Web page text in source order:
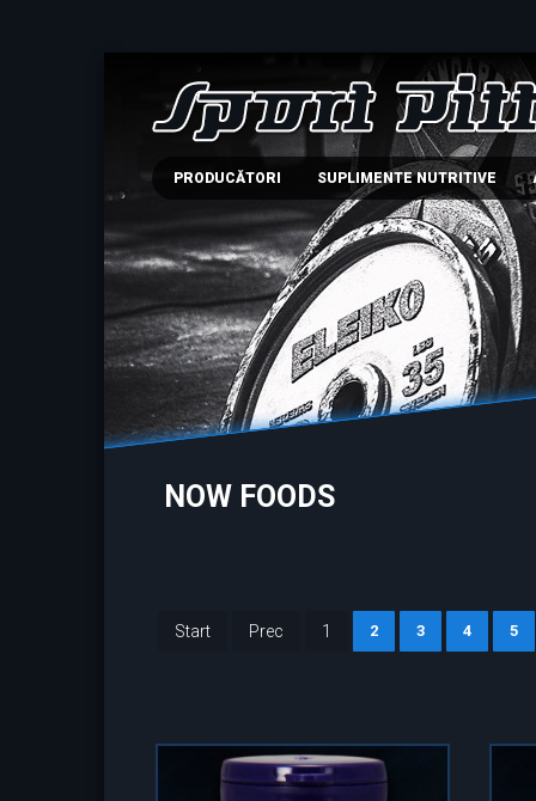
PRODUCĂTORI SUPLIMENTE NUTRITIVE
NOW FOODS
Start Prec 1 2 3 4 5